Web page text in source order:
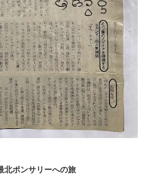
ポンサリーへの旅